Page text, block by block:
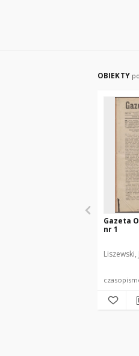
OBIEKTY
Gazeta
nr 1
Liszewski,